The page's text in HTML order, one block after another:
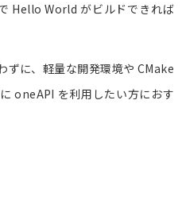
Hello World がビルドできれば
に、軽量な開発環境や CMake
oneAPI を利用したい方におす